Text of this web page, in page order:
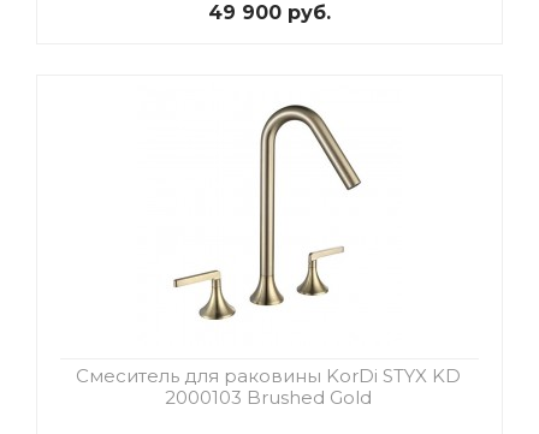
49 900 руб.
Смеситель для раковины KorDi STYX KD
2000103 Brushed Gold